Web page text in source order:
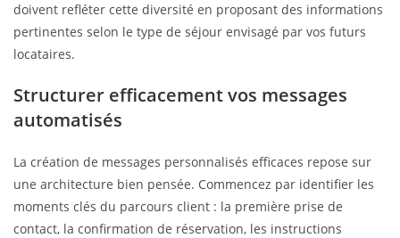
doivent refléter cette diversité en proposant des informations
pertinentes selon le type de séjour envisagé par vos futurs
locataires.
Structurer efficacement vos messages
automatisés
La création de messages personnalisés efficaces repose sur
une architecture bien pensée. Commencez par identifier les
moments clés du parcours client : la première prise de
contact, la confirmation de réservation, les instructions